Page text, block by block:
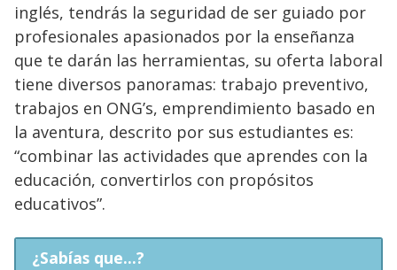
inglés, tendrás la seguridad de ser guiado por
profesionales apasionados por la enseñanza
que te darán las herramientas, su oferta laboral
tiene diversos panoramas: trabajo preventivo,
trabajos en ONG’s, emprendimiento basado en
la aventura, descrito por sus estudiantes es:
“combinar las actividades que aprendes con la
educación, convertirlos con propósitos
educativos”.
¿Sabías que...?